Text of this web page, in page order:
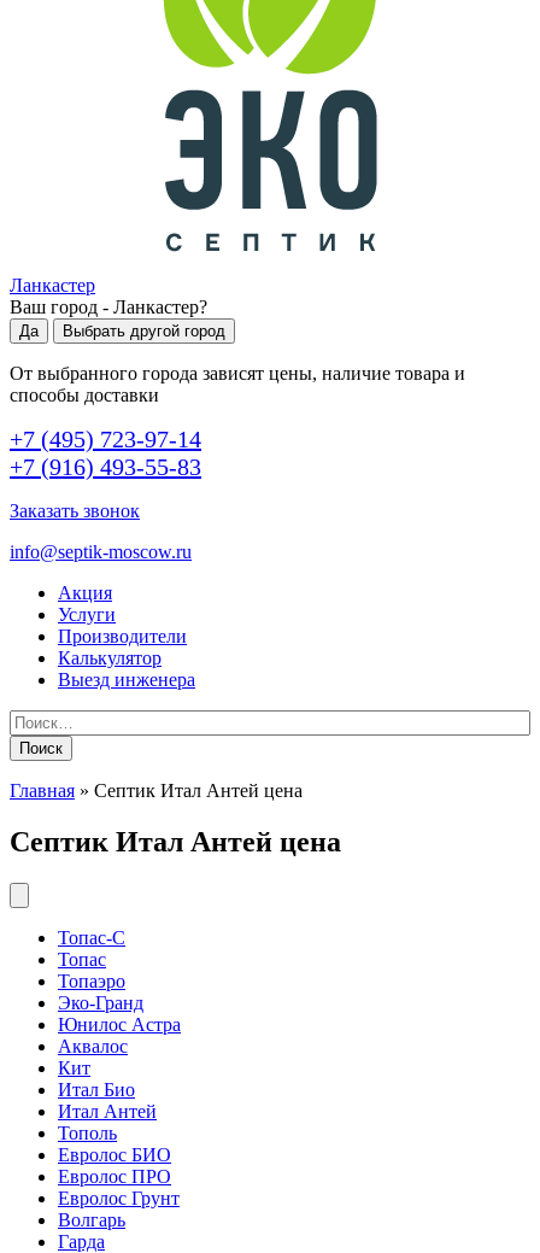
Ланкастер
Ваш город - Ланкастер?
Да Выбрать другой город
От выбранного города зависят цены, наличие товара и
способы доставки
+7 (495) 723-97-14
+7 (916) 493-55-83
Заказать звонок
info@septik-moscow.ru
Акция
Услуги
Производители
Калькулятор
Выезд инженера
Найти:
Главная » Септик Итал Антей цена
Септик Итал Антей цена
Топас-С
Топас
Топаэро
Эко-Гранд
Юнилос Астра
Аквалос
Кит
Итал Био
Итал Антей
Тополь
Евролос БИО
Евролос ПРО
Евролос Грунт
Волгарь
Гарда